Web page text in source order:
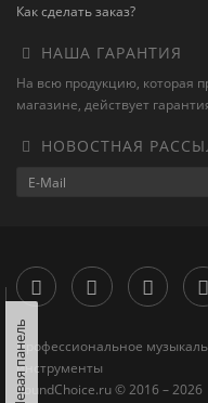
Как сделать заказ?
НАША ГАРАНТИЯ
На всю продукцию, которая
магазине, действует
НОВОСТНАЯ
Профессиональное
инструменты
SoundChoice.ru © 2016 – 2026
Левая панель